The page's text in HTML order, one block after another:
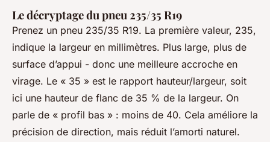
Le décryptage du pneu 235/35 R19
Prenez un pneu 235/35 R19. La première valeur, 235,
indique la largeur en millimètres. Plus large, plus de
surface d’appui - donc une meilleure accroche en
virage. Le « 35 » est le rapport hauteur/largeur, soit
ici une hauteur de flanc de 35 % de la largeur. On
parle de « profil bas » : moins de 40. Cela améliore la
précision de direction, mais réduit l’amorti naturel.